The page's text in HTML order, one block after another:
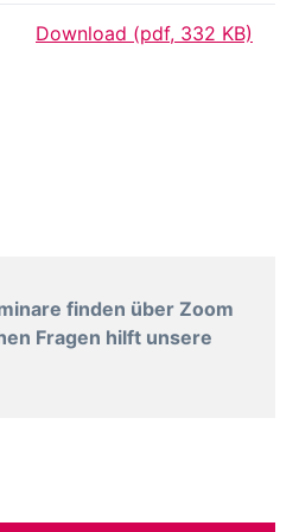
Download (pdf, 332 KB)
finden über Zoom
Fragen hilft unsere